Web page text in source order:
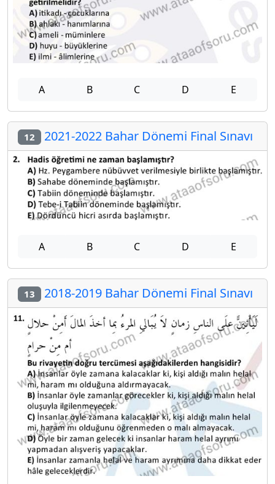
A B C D E
12 2021-2022 Bahar Dönemi Final Sınavı
A B C D E
13 2018-2019 Bahar Dönemi Final Sınavı